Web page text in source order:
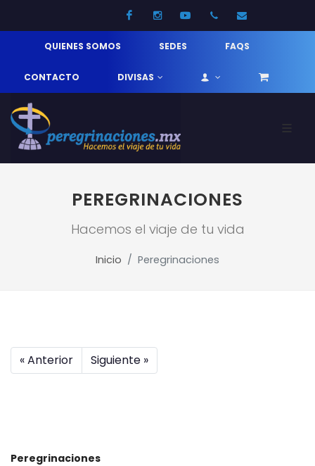
FacebookInstagramYoutube52 33 31210744
QUIENES SOMOS SEDES FAQS
CONTACTO DIVISAS
PEREGRINACIONES
Hacemos el viaje de tu vida
Inicio Peregrinaciones
« Anterior Siguiente »
Peregrinaciones